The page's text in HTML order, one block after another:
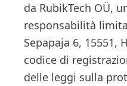
da RubikTech OÜ,
responsabilità
Sepapaja 6, 15551,
codice di
delle leggi sulla